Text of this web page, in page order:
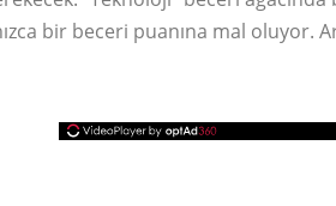
bir beceri puanına mal oluyor.